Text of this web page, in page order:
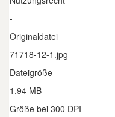
-
Originaldatei
71718-12-1.jpg
Dateigröße
1.94 MB
Größe bei 300 DPI